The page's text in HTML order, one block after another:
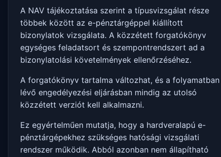
A NAV tájékoztatása szerint a típusvizsgálat része
többek között az e-pénztárgéppel kiállított
bizonylatok vizsgálata. A közzétett forgatókönyv
egységes feladatsort és szempontrendszert ad a
bizonylatolási követelmények ellenőrzéséhez.
A forgatókönyv tartalma változhat, és a folyamatban
lévő engedélyezési eljárásban mindig az utolsó
közzétett verziót kell alkalmazni.
Ez egyértelműen mutatja, hogy a hardveralapú e-
pénztárgépekhez szükséges hatósági vizsgálati
rendszer működik. Abból azonban nem állapítható